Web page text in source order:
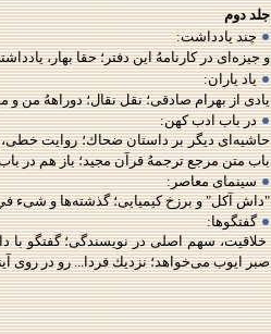
جلد دوم
چند يادداشت:
و جيزه‌ای در كارنامهُ اين دفتر؛ حقا بهار،
ياد ياران:
يادی از بهرام صادقی؛ نقل نقال؛ دوراههُ من و
در باب ادب كهن:
حاشيه‌ای ديگر بر داستان ضحاك؛ روايت
باب متن مرجع ترجمهُ قرآن مجيد؛ باز هم در
سينمای معاصر:
"داش آكل" و برزخ كيميايی؛ گذشته‌ها و شیء
گفتگوها:
خلاقيت، سهم اصلی در نويسندگی؛ گفتگو با
صبر ايوب می‌خواهد؛ نزديك فردا... رو در روی